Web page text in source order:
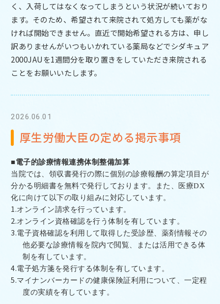
く、入荷してはなくなってしまうという状況が続いており
ます。そのため、希望されて来院されて処方しても薬がな
ければ開始できません。直近で開始希望される方は、申し
訳ありませんがいつもいかれている薬局などでシダキュア
2000JAUを1週間分を取り置きをしていただき来院される
ことをお願いいたします。
2026.06.01
厚生労働大臣の定める掲示事項
■電子的診療情報連携体制整備加算
当院では、領収書発行の際に個別の診療報酬の算定項目が
分かる明細書を無料で発行しております。また、医療DX
化に向けて以下の取り組みに対応しています。
1.オンライン請求を行っています。
2.オンライン資格確認を行う体制を有しています。
3.電子資格確認を利用して取得した受診歴、薬剤情報その
他必要な診療情報を院内で閲覧、または活用できる体
制を有しています。
4.電子処方箋を発行する体制を有しています。
5.マイナンバーカードの健康保険証利用について、一定程
度の実績を有しています。